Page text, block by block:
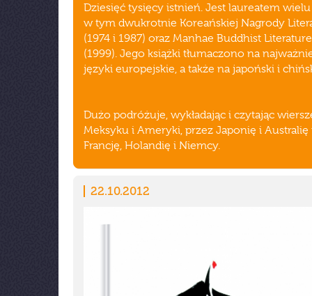
Dziesięć tysięcy istnień. Jest laureatem
w tym dwukrotnie Koreańskiej Nagrody
(1974 i 1987) oraz Manhae Buddhist
(1999). Jego książki tłumaczono na
języki europejskie, a także na japoński i
Dużo podróżuje, wykładając i czytając
Meksyku i Ameryki, przez Japonię i Australię
Francję, Holandię i Niemcy.
22.10.2012